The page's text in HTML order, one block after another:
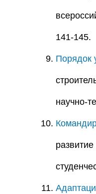
141-145.
Порядок
научно-